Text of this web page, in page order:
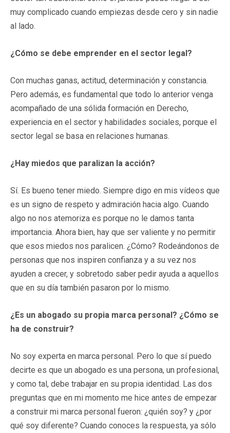
muy complicado cuando empiezas desde cero y sin nadie
al lado.
¿Cómo se debe emprender en el sector legal?
Con muchas ganas, actitud, determinación y constancia.
Pero además, es fundamental que todo lo anterior venga
acompañado de una sólida formación en Derecho,
experiencia en el sector y habilidades sociales, porque el
sector legal se basa en relaciones humanas.
¿Hay miedos que paralizan la acción?
Sí. Es bueno tener miedo. Siempre digo en mis vídeos que
es un signo de respeto y admiración hacia algo. Cuando
algo no nos atemoriza es porque no le damos tanta
importancia. Ahora bien, hay que ser valiente y no permitir
que esos miedos nos paralicen. ¿Cómo? Rodeándonos de
personas que nos inspiren confianza y a su vez nos
ayuden a crecer, y sobretodo saber pedir ayuda a aquellos
que en su día también pasaron por lo mismo.
¿Es un abogado su propia marca personal? ¿Cómo se
ha de construir?
No soy experta en marca personal. Pero lo que sí puedo
decirte es que un abogado es una persona, un profesional,
y como tal, debe trabajar en su propia identidad. Las dos
preguntas que en mi momento me hice antes de empezar
a construir mi marca personal fueron: ¿quién soy? y ¿por
qué soy diferente? Cuando conoces la respuesta, ya sólo